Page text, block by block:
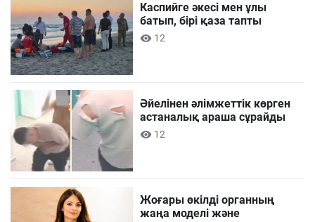
Каспийге әкесі мен ұлы
батып, бірі қаза тапты
12
Әйелінен әлімжеттік көрген
астаналық араша сұрайды
12
Жоғары өкілді органның
жаңа моделі және